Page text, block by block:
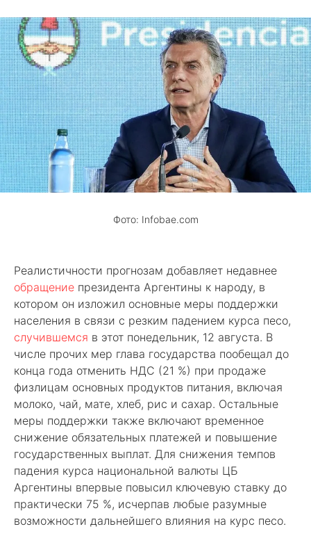
Фото: Infobae.com
Реалистичности прогнозам добавляет недавнее
обращение президента Аргентины к народу, в
котором он изложил основные меры поддержки
населения в связи с резким падением курса песо,
случившемся в этот понедельник, 12 августа. В
числе прочих мер глава государства пообещал до
конца года отменить НДС (21 %) при продаже
физлицам основных продуктов питания, включая
молоко, чай, мате, хлеб, рис и сахар. Остальные
меры поддержки также включают временное
снижение обязательных платежей и повышение
государственных выплат. Для снижения темпов
падения курса национальной валюты ЦБ
Аргентины впервые повысил ключевую ставку до
практически 75 %, исчерпав любые разумные
возможности дальнейшего влияния на курс песо.